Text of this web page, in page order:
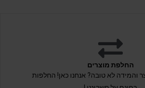
החלפת מוצרים
והמידה לא טובה? אנחנו כאן! החלפות